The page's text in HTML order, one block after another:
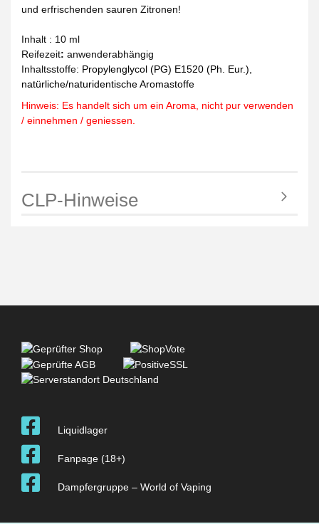
und erfrischenden sauren Zitronen!
Inhalt : 10 ml
Reifezeit: anwenderabhängig
Inhaltsstoffe: Propylenglycol (PG) E1520 (Ph. Eur.),
natürliche/naturidentische Aromastoffe
Hinweis: Es handelt sich um ein Aroma, nicht pur verwenden
/ einnehmen / geniessen.
CLP-Hinweise
Liquidlager
Fanpage (18+)
Dampfergruppe – World of Vaping